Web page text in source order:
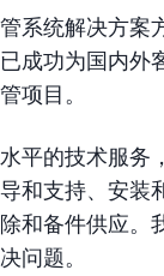
系统解决方案
成功为国内外
项目。
平的技术服务
和支持、安装
和备件供应。
问题。